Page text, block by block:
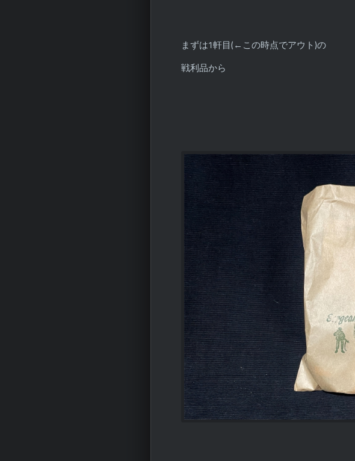
まずは1軒目(←この時点でアウト)の
戦利品から